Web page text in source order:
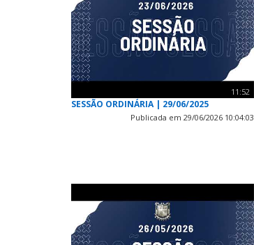
11:52
SESSÃO ORDINÁRIA | 29/06/2025
Publicada em 29/06/2026 10:04:03